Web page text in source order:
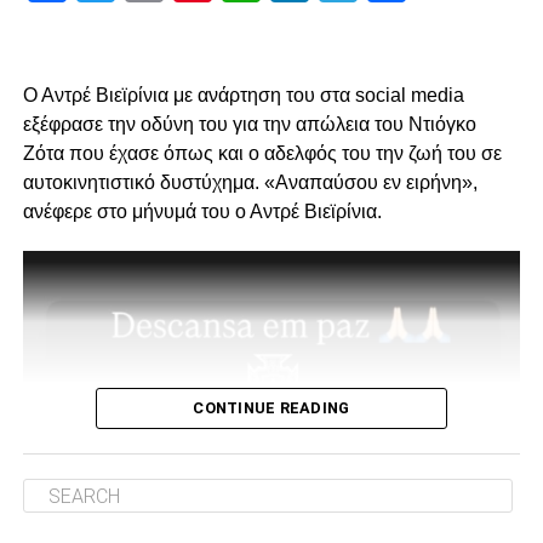
διοικητικά ζητήματα που αφορούν την επόμενη μέρα του
ΠΑΟΚ.
Ο λόγος της επίσκεψης… απλός, “Κύριοι, με την δικιά μας
στήριξη παραμείνατε 15μελες μετά την παραίτηση
Για εμάς δεν έχει αλλάξει κάτι, οι λόγοι της στήριξης μας
από την αρχή μέχρι σήμερα παραμένουν ίδιοι.
Ο Αντρέ Βιεϊρίνια με ανάρτηση του στα social media
εξέφρασε την οδύνη του για την απώλεια του Ντιόγκο
Ζότα που έχασε όπως και ο αδελφός του την ζωή του σε
αυτοκινητιστικό δυστύχημα. «Αναπαύσου εν ειρήνη»,
ανέφερε στο μήνυμά του ο Αντρέ Βιεϊρίνια.
CONTINUE READING